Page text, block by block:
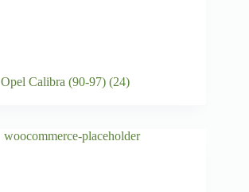
Opel Calibra (90-97)(24)